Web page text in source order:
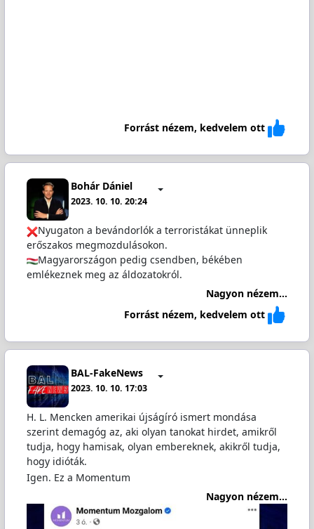
Forrást nézem, kedvelem ott
Bohár Dániel
2023. 10. 10. 20:24
Nyugaton a bevándorlók a terroristákat ünneplik
erőszakos megmozdulásokon.
Magyarországon pedig csendben, békében
emlékeznek meg az áldozatokról.
Nagyon nézem...
Forrást nézem, kedvelem ott
BAL-FakeNews
2023. 10. 10. 17:03
H. L. Mencken amerikai újságíró ismert mondása
szerint demagóg az, aki olyan tanokat hirdet, amikről
tudja, hogy hamisak, olyan embereknek, akikről tudja,
hogy idióták.
Igen. Ez a Momentum
Nagyon nézem...